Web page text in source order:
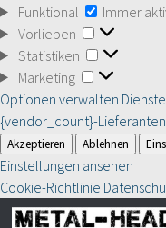
Funktional
Funktional
Immer
Vorlieben
Vorlieben
Statistiken
Statistiken
Marketing
Marketing
Optionen verwalten
{vendor_count}-Lieferanten
Akzeptieren Ablehnen
Einstellungen ansehen
Cookie-Richtlinie